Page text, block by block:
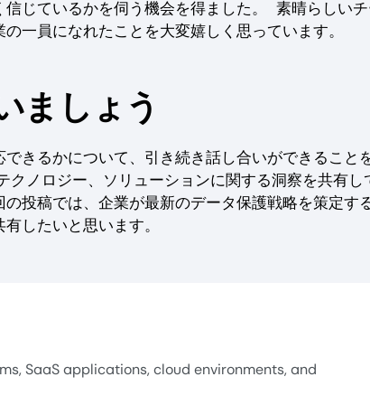
じているかを伺う機会を得ました。 素晴らしい
一員になれたことを大変嬉しく思っています。
ましょう
きるかについて、引き続き話し合いができること
ノロジー、ソリューションに関する洞察を共有し
投稿では、企業が最新のデータ保護戦略を策定す
したいと思います。
SaaS applications, cloud environments, and